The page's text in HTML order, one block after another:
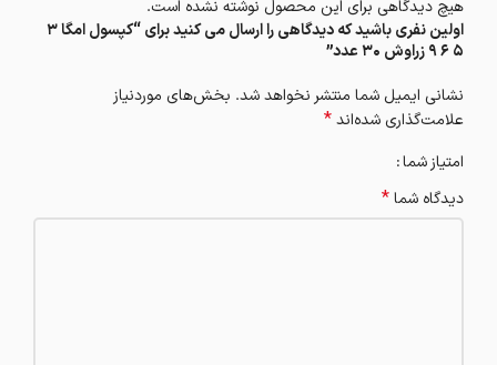
هیچ دیدگاهی برای این محصول نوشته نشده است.
اولین نفری باشید که دیدگاهی را ارسال می کنید برای “کپسول امگا 3
5 6 9 زراوش 30 عدد”
نشانی ایمیل شما منتشر نخواهد شد. بخش‌های موردنیاز
علامت‌گذاری شده‌اند*
امتیاز شما
دیدگاه شما*